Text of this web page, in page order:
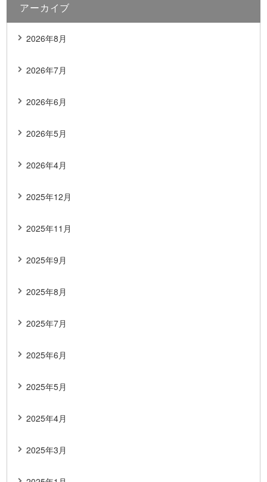
アーカイブ
2026年8月
2026年7月
2026年6月
2026年5月
2026年4月
2025年12月
2025年11月
2025年9月
2025年8月
2025年7月
2025年6月
2025年5月
2025年4月
2025年3月